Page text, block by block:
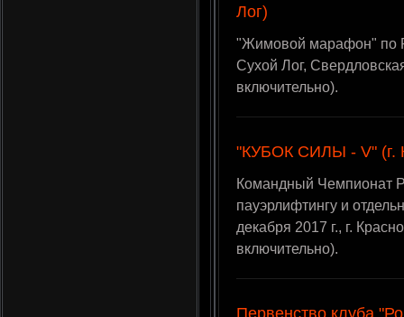
Лог)
"Жимовой марафон" по
Сухой Лог,
включительно).
"КУБОК СИЛЫ - V" (г.
Командный Чемпионат
пауэрлифтингу и
декабря 2017 г., г.
включительно).
Первенство клуба